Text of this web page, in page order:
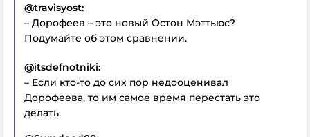
@travisyost:
– Дорофеев – это новый Остон Мэттьюс?
Подумайте об этом сравнении.
@itsdefnotniki:
– Если кто-то до сих пор недооценивал
Дорофеева, то им самое время перестать это
делать.